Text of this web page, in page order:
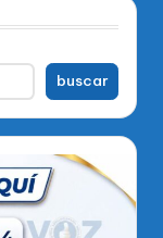
buscar